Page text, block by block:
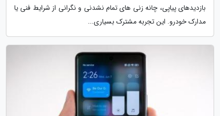
بازدیدهای پیاپی، چانه زنی های تمام نشدنی و نگرانی از شرایط فنی یا
مدارک خودرو. این تجربه مشترک بسیاری...